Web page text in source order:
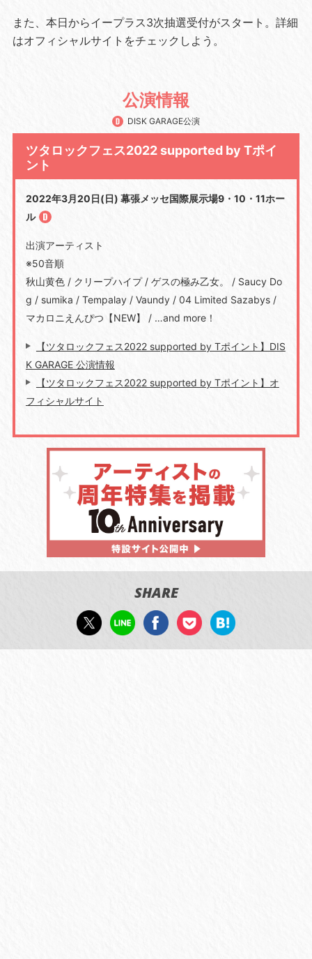
また、本日からイープラス3次抽選受付がスタート。詳細
はオフィシャルサイトをチェックしよう。
公演情報
DISK GARAGE公演
ツタロックフェス2022 supported by Tポイ
ント
2022年3月20日(日) 幕張メッセ国際展示場9・10・11ホー
ル
出演アーティスト
※50音順
秋山黄色 / クリープハイプ / ゲスの極み乙女。 / Saucy Do
g / sumika / Tempalay / Vaundy / 04 Limited Sazabys /
マカロニえんぴつ【NEW】 / …and more！
【ツタロックフェス2022 supported by Tポイント】DIS
K GARAGE 公演情報
【ツタロックフェス2022 supported by Tポイント】オ
フィシャルサイト
SHARE